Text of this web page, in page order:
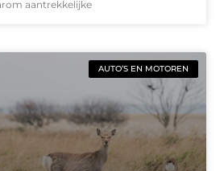
aantrekkelijke
AUTO’S EN MOTOREN